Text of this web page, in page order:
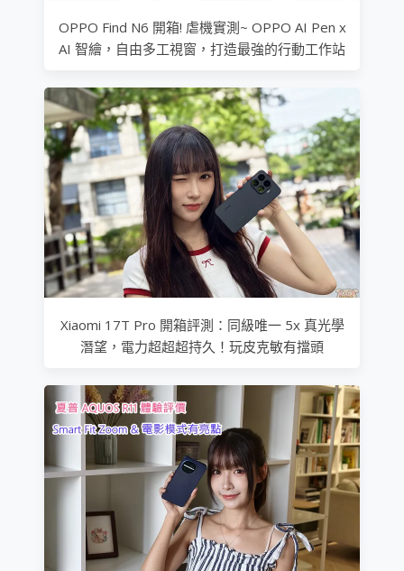
OPPO Find N6 開箱! 虐機實測~ OPPO AI Pen x
AI 智繪，自由多工視窗，打造最強的行動工作站
Xiaomi 17T Pro 開箱評測：同級唯一 5x 真光學
潛望，電力超超超持久！玩皮克敏有擋頭